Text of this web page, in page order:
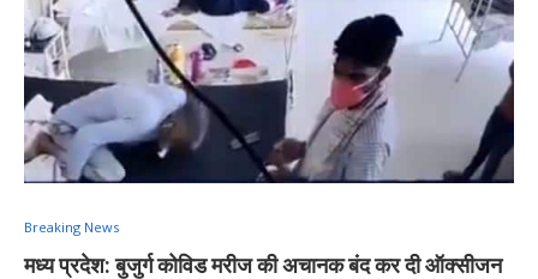
Breaking News
मध्य प्रदेश: बुजुर्ग कोविड मरीज की अचानक बंद कर दी ऑक्सीजन